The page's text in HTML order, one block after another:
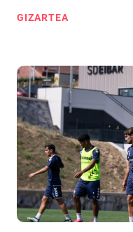
GIZARTEA